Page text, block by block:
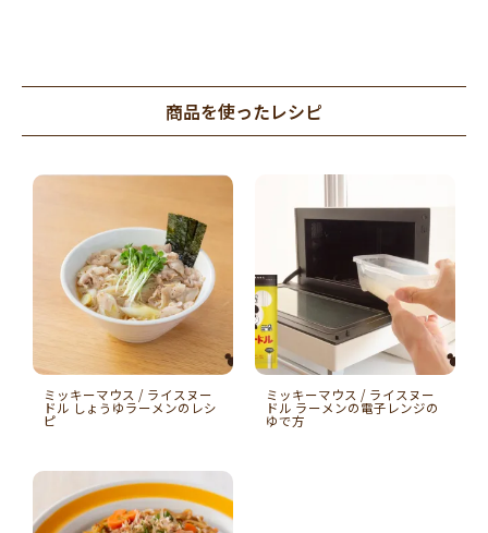
商品を使ったレシピ
ミッキーマウス / ライスヌー
ドル しょうゆラーメンのレシ
ピ
ミッキーマウス / ライスヌー
ドル ラーメンの電子レンジの
ゆで方